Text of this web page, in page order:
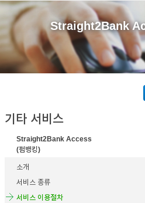
모바
이어
Straight2Bank
기타 서비스
Straight2Bank Access
(펌뱅킹)
소개
서비스 종류
서비스 이용절차